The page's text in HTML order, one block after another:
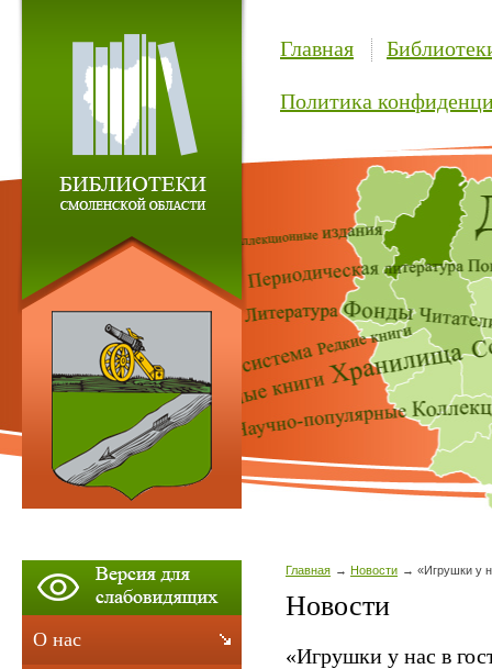
Главная
Политика
Главная Новости «Игрушки у
Новости
«Игрушки у нас в
О нас